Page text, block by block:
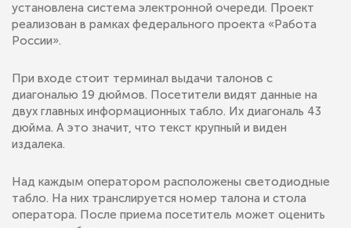
установлена система электронной очереди. Проект
реализован в рамках федерального проекта «Работа
России».
При входе стоит терминал выдачи талонов с
диагональю 19 дюймов. Посетители видят данные на
двух главных информационных табло. Их диагональ 43
дюйма. А это значит, что текст крупный и виден
издалека.
Над каждым оператором расположены светодиодные
табло. На них транслируется номер талона и стола
оператора. После приема посетитель может оценить